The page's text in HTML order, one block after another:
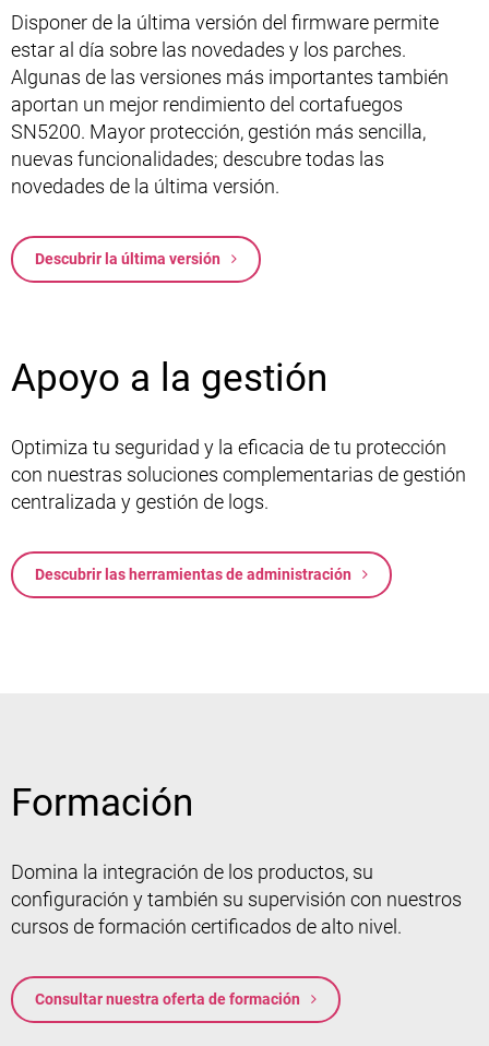
Disponer de la última versión del firmware permite
estar al día sobre las novedades y los parches.
Algunas de las versiones más importantes también
aportan un mejor rendimiento del cortafuegos
SN5200. Mayor protección, gestión más sencilla,
nuevas funcionalidades; descubre todas las
novedades de la última versión.
Descubrir la última versión
Apoyo a la gestión
Optimiza tu seguridad y la eficacia de tu protección
con nuestras soluciones complementarias de gestión
centralizada y gestión de logs.
Descubrir las herramientas de administración
Formación
Domina la integración de los productos, su
configuración y también su supervisión con nuestros
cursos de formación certificados de alto nivel.
Consultar nuestra oferta de formación